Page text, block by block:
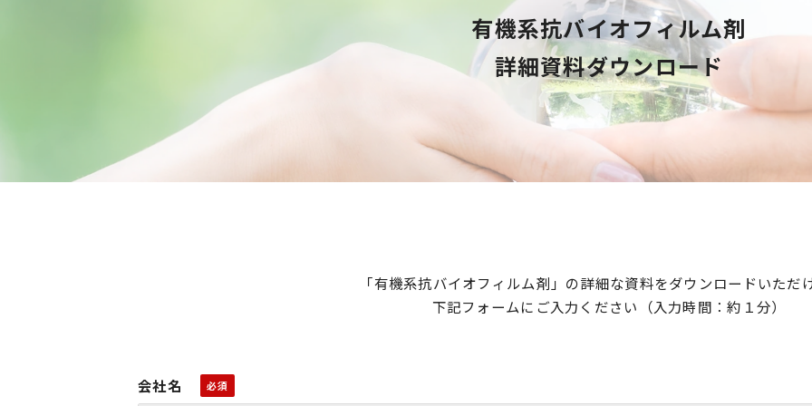
有機系抗バイオフィルム剤
詳細資料ダウンロード
「有機系抗バイオフィルム剤」の詳細な資料をダウンロードいただ
下記フォームにご入力ください（入力時間：約１分）
会社名